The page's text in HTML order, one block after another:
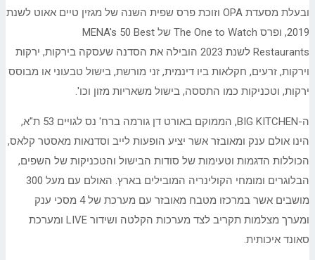
ובעלת מסעדת OPA וזוכת פרס שפית השנה של מגזין טיים אאוט לשנת
2019, ופרס The One to Watch של MENA's 50 Best
Restaurants לשנת 2023 הובילה את הסדנה שעסקה בירקות, ירקות
וירקות, זרעים, חקלאות ביו דינמית, זני מורשת, בישול טבעוני או מבוסס
ירקות, וטכניקות כמו התססה, בישול משאריות מזון וכו'.
ה-BIG KITCHEN, הממוקם באורט דן גורמה ברח' נס לגויים 53 ת"א,
הינו אולם ענק ומאובזר אשר יציע הופעות לייב וסדנאות מאסטר קלאס,
הכוללות הדגמות וטעימות של סודות הבישול והטכניקות של השפים,
הבלוגרים ומומחי הקולינריה המובילים בארץ. האולם עם מעל 300
מושבים אשר במרכזו מטבח מאובזר עם מערכת של 4 מסכי ענק
ומערך מצלמות תקריב לצד מערכות הקלטה ושידור LIVE ומערכת
סאונד איכותית.